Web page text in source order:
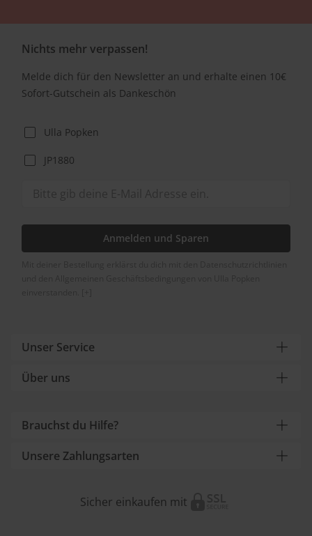
Nichts mehr verpassen!
Melde dich für den Newsletter an und erhalte einen 10€
Sofort-Gutschein als Dankeschön
Ulla Popken
JP1880
Anmelden und Sparen
Unser Service
Über uns
Brauchst du Hilfe?
Unsere Zahlungsarten
Sicher einkaufen mit